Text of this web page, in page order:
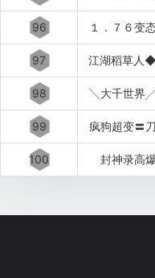
96 １．７６变
97 江湖稻草人
98 ╲大千世界
99 疯狗超变〓
100 封神录高